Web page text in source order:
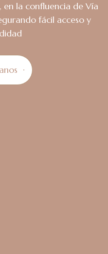
en la confluencia de Vía
fácil acceso y